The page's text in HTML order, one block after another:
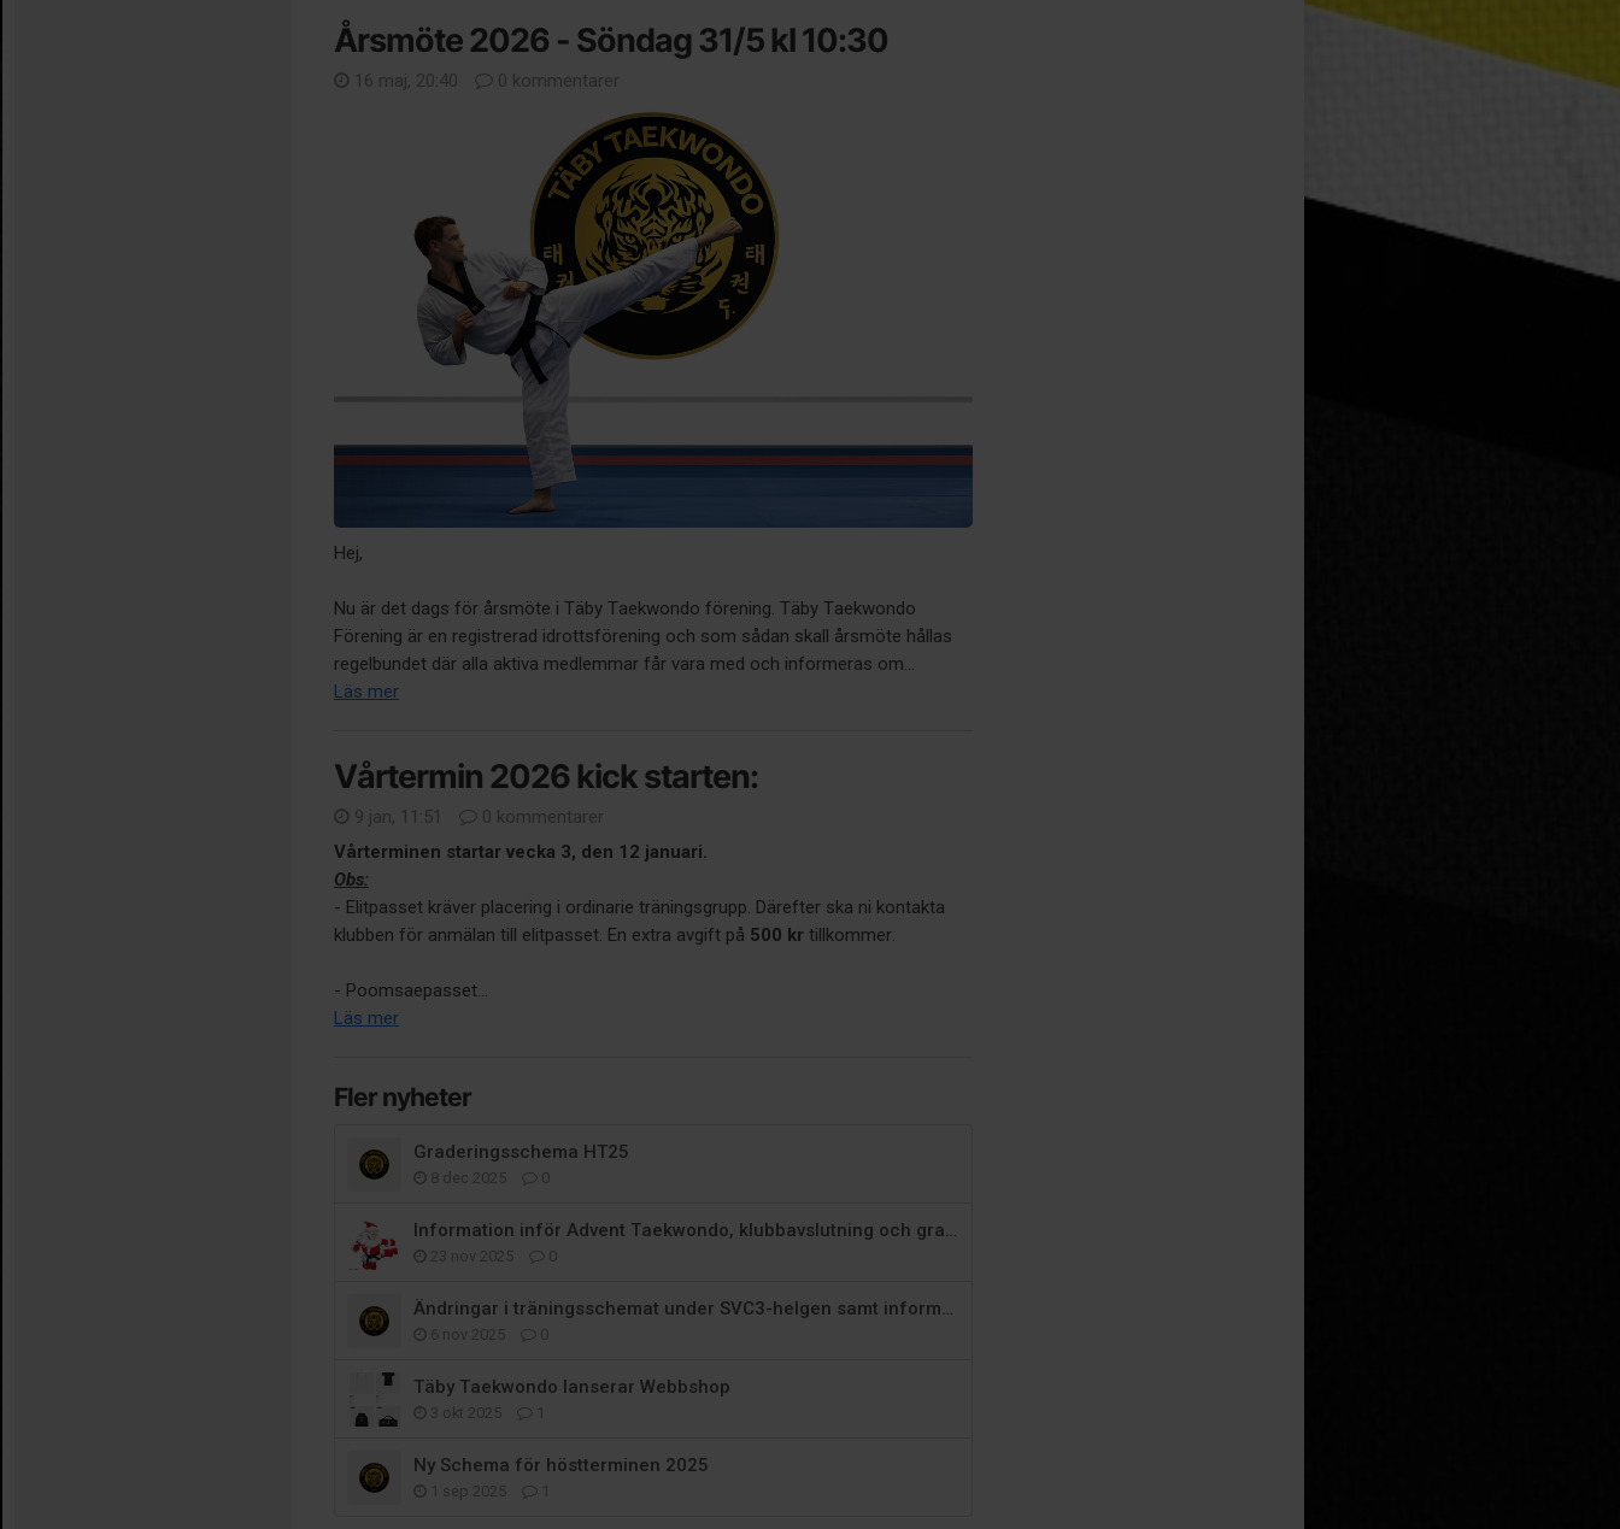
Årsmöte 2026 - Söndag 31/5 kl 10:30
16 maj, 20:40 0 kommentarer
Hej,
Nu är det dags för årsmöte i Täby Taekwondo förening. Täby Taekwondo
Förening är en registrerad idrottsförening och som sådan skall årsmöte hållas
regelbundet där alla aktiva medlemmar får vara med och informeras om...
Läs mer
Vårtermin 2026 kick starten:
9 jan, 11:51
0 kommentarer
Vårterminen startar vecka 3, den 12 januari.
Obs:
- Elitpasset kräver placering i ordinarie träningsgrupp. Därefter ska ni kontakta
klubben för anmälan till elitpasset. En extra avgift på 500 kr tillkommer.
- Poomsaepasset...
Läs mer
Fler nyheter
Graderingsschema HT25
8 dec 2025 0
Information inför Advent Taekwondo, klubbavslutning och gradering
23 nov 2025 0
Ändringar i träningsschemat under SVC3-helgen samt information om Adventsta
6 nov 2025 0
Täby Taekwondo lanserar Webbshop
3 okt 2025 1
Ny Schema för höstterminen 2025
1 sep 2025 1